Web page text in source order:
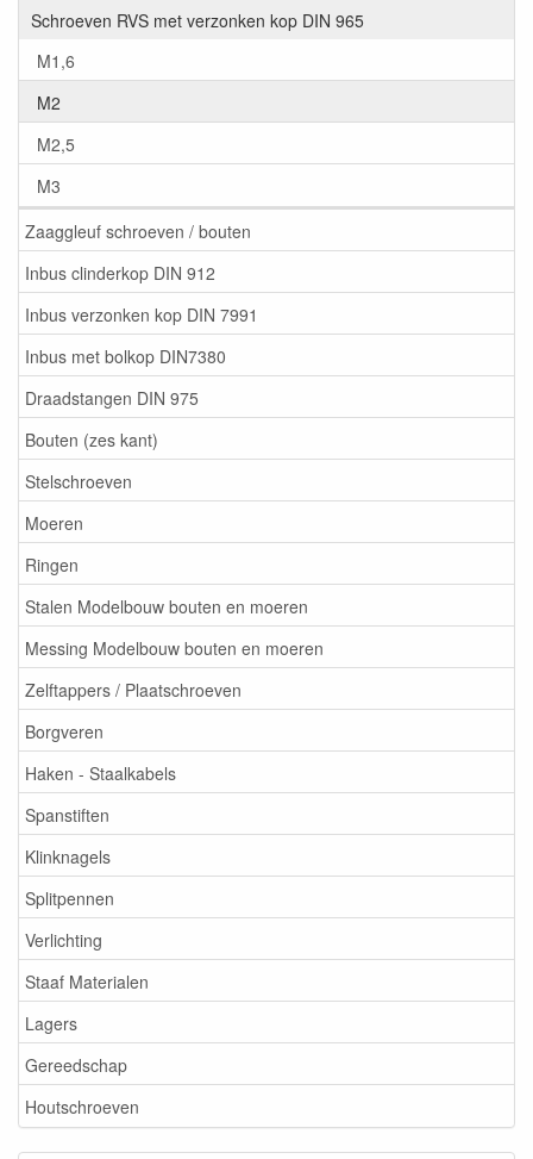
Schroeven RVS met verzonken kop DIN 965
M1,6
M2
M2,5
M3
Zaaggleuf schroeven / bouten
Inbus clinderkop DIN 912
Inbus verzonken kop DIN 7991
Inbus met bolkop DIN7380
Draadstangen DIN 975
Bouten (zes kant)
Stelschroeven
Moeren
Ringen
Stalen Modelbouw bouten en moeren
Messing Modelbouw bouten en moeren
Zelftappers / Plaatschroeven
Borgveren
Haken - Staalkabels
Spanstiften
Klinknagels
Splitpennen
Verlichting
Staaf Materialen
Lagers
Gereedschap
Houtschroeven